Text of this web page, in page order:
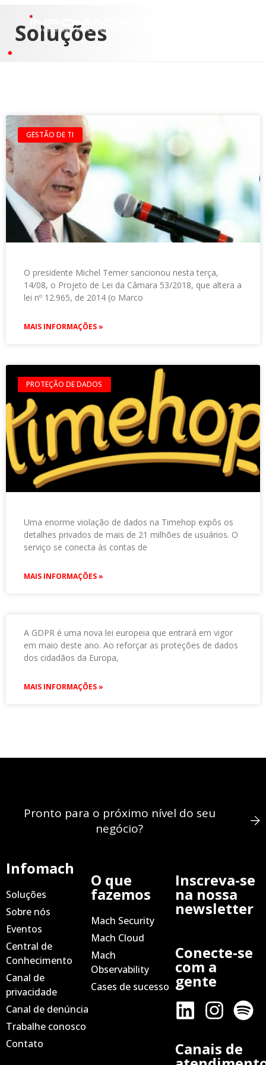
Soluções
GESTÃO DE TI
O presidente Michel Temer sancionou nesta terça,
14/08, o Projeto de Lei da Câmara 53/2018, que altera a
lei nº 12.965, de 2014 (o Marco
MAIS INFORMAÇÕES »
PROTEÇÃO DE DADOS
Uma enorme violação de dados na Timehop expôs os
detalhes privados de mais de 21 milhões de usuários. O
serviço se conecta às contas de
MAIS INFORMAÇÕES »
A GDPR é uma nova lei europeia que entrará em vigor
em maio deste ano. Ao reforçar as proteções de dados
dos cidadãos da Europa,
MAIS INFORMAÇÕES »
Pronto para o próximo nível do seu
negócio?
Infomach
Soluções
Sobre nós
Eventos
Central de
Conhecimento
Canal de
privacidade
Canal de denúncia
Trabalhe conosco
Contato
O que
fazemos
Mach Security
Mach Cloud
Mach
Observability
Cases de sucesso
Inscreva-se
na nossa
newsletter
Conecte-se
com a
gente
Canais de